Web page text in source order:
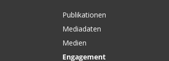
CHF 139.00
Publikationen
Mediadaten
Medien
Engagement